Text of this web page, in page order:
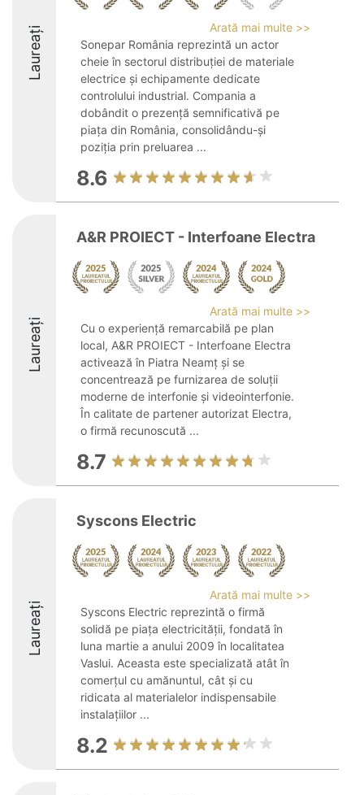
Laureați
Arată mai multe >>
Sonepar România reprezintă un actor
cheie în sectorul distribuției de materiale
electrice și echipamente dedicate
controlului industrial. Compania a
dobândit o prezență semnificativă pe
piața din România, consolidându-și
poziția prin preluarea ...
8.6
Laureați
A&R PROIECT - Interfoane Electra
Arată mai multe >>
Cu o experiență remarcabilă pe plan
local, A&R PROIECT - Interfoane Electra
activează în Piatra Neamț și se
concentrează pe furnizarea de soluții
moderne de interfonie și videointerfonie.
În calitate de partener autorizat Electra,
o firmă recunoscută ...
8.7
Laureați
Syscons Electric
Arată mai multe >>
Syscons Electric reprezintă o firmă
solidă pe piața electricității, fondată în
luna martie a anului 2009 în localitatea
Vaslui. Aceasta este specializată atât în
comerțul cu amănuntul, cât și cu
ridicata al materialelor indispensabile
instalațiilor ...
8.2